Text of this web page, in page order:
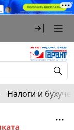
Налоги и